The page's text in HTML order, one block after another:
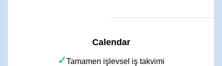
Calendar
✓Tamamen işlevsel iş takvimi